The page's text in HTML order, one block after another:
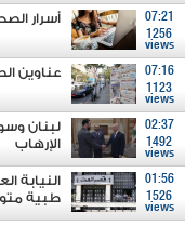
07:21
1256
views
أسرار الصحف 6
07:16
1123
views
عناوين الصحف
02:37
1492
views
لبنان
الإرهاب
01:56
1526
views
النيابة
طبية